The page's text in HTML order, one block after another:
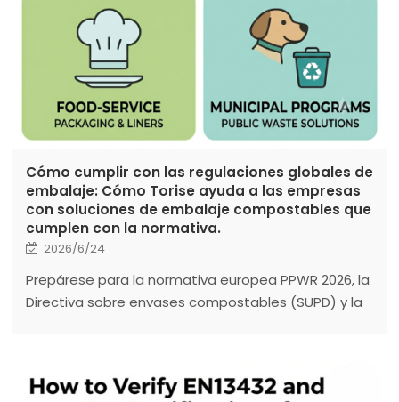
Cómo cumplir con las regulaciones globales de
embalaje: Cómo Torise ayuda a las empresas
con soluciones de embalaje compostables que
cumplen con la normativa.
2026/6/24
Prepárese para la normativa europea PPWR 2026, la
Directiva sobre envases compostables (SUPD) y la
normativa y que equilibran la regulación, el